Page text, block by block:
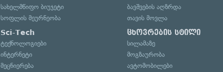
სახელმწიფო ბიუჯეტი
სოფლის მეურნეობა
Sci-Tech
ტექნოლოგიები
ინტერნეტი
მეცნიერება
ბავშვების აღზრდა
თავის მოვლა
ცხოვრების სტილი
სილამაზე
მოგზაურობა
ავტომობილები